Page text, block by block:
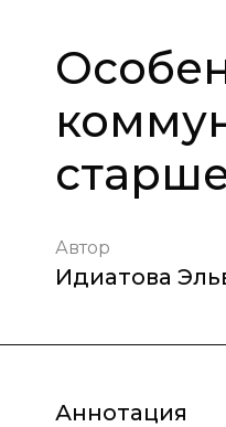
Автор
Идиатова
Аннотация